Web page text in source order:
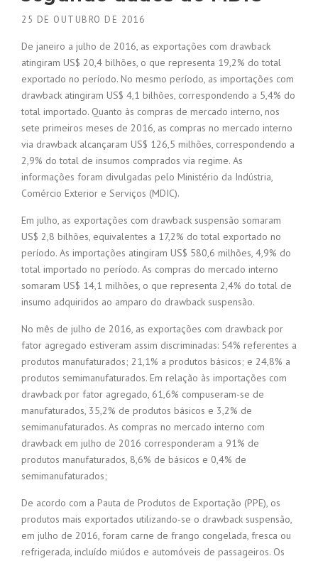
25 DE OUTUBRO DE 2016
De janeiro a julho de 2016, as exportações com drawback
atingiram US$ 20,4 bilhões, o que representa 19,2% do total
exportado no período. No mesmo período, as importações com
drawback atingiram US$ 4,1 bilhões, correspondendo a 5,4% do
total importado. Quanto às compras de mercado interno, nos
sete primeiros meses de 2016, as compras no mercado interno
via drawback alcançaram US$ 126,5 milhões, correspondendo a
2,9% do total de insumos comprados via regime. As
informações foram divulgadas pelo Ministério da Indústria,
Comércio Exterior e Serviços (MDIC).
Em julho, as exportações com drawback suspensão somaram
US$ 2,8 bilhões, equivalentes a 17,2% do total exportado no
período. As importações atingiram US$ 580,6 milhões, 4,9% do
total importado no período. As compras do mercado interno
somaram US$ 14,1 milhões, o que representa 2,4% do total de
insumo adquiridos ao amparo do drawback suspensão.
No mês de julho de 2016, as exportações com drawback por
fator agregado estiveram assim discriminadas: 54% referentes a
produtos manufaturados; 21,1% a produtos básicos; e 24,8% a
produtos semimanufaturados. Em relação às importações com
drawback por fator agregado, 61,6% compuseram-se de
manufaturados, 35,2% de produtos básicos e 3,2% de
semimanufaturados. As compras no mercado interno com
drawback em julho de 2016 corresponderam a 91% de
produtos manufaturados, 8,6% de básicos e 0,4% de
semimanufaturados;
De acordo com a Pauta de Produtos de Exportação (PPE), os
produtos mais exportados utilizando-se o drawback suspensão,
em julho de 2016, foram carne de frango congelada, fresca ou
refrigerada, incluído miúdos e automóveis de passageiros. Os